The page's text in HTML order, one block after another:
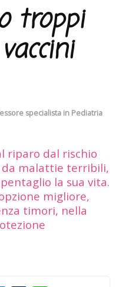
troppi
specialista in Pediatria
riparo dal rischio
da malattie terribili,
la sua vita.
migliore,
timori, nella